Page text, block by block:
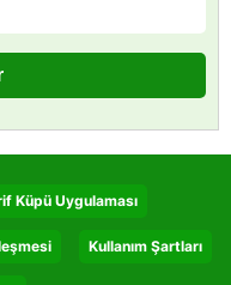
Küpü Uygulaması
Kullanım Şartları